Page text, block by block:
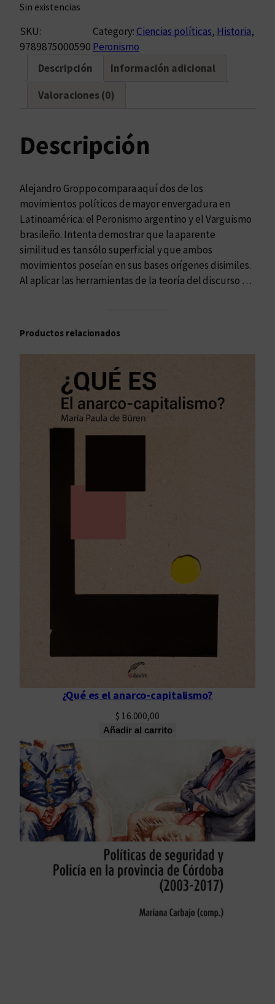
Sin existencias
SKU:
9789875000590
Category: Ciencias políticas, Historia
Peronismo
Descripción
Información adicional
Valoraciones (0)
Descripción
Alejandro Groppo compara aquí dos de los
movimientos políticos de mayor envergadura en
Latinoamérica: el Peronismo argentino y el Varguismo
brasileño. Intenta demostrar que la aparente
similitud es tan sólo superficial y que ambos
movimientos poseían en sus bases orígenes disimiles.
Al aplicar las herramientas de la teoría del discurso …
Productos relacionados
¿Qué es el anarco-capitalismo?
$ 16.000,00
Añadir al carrito